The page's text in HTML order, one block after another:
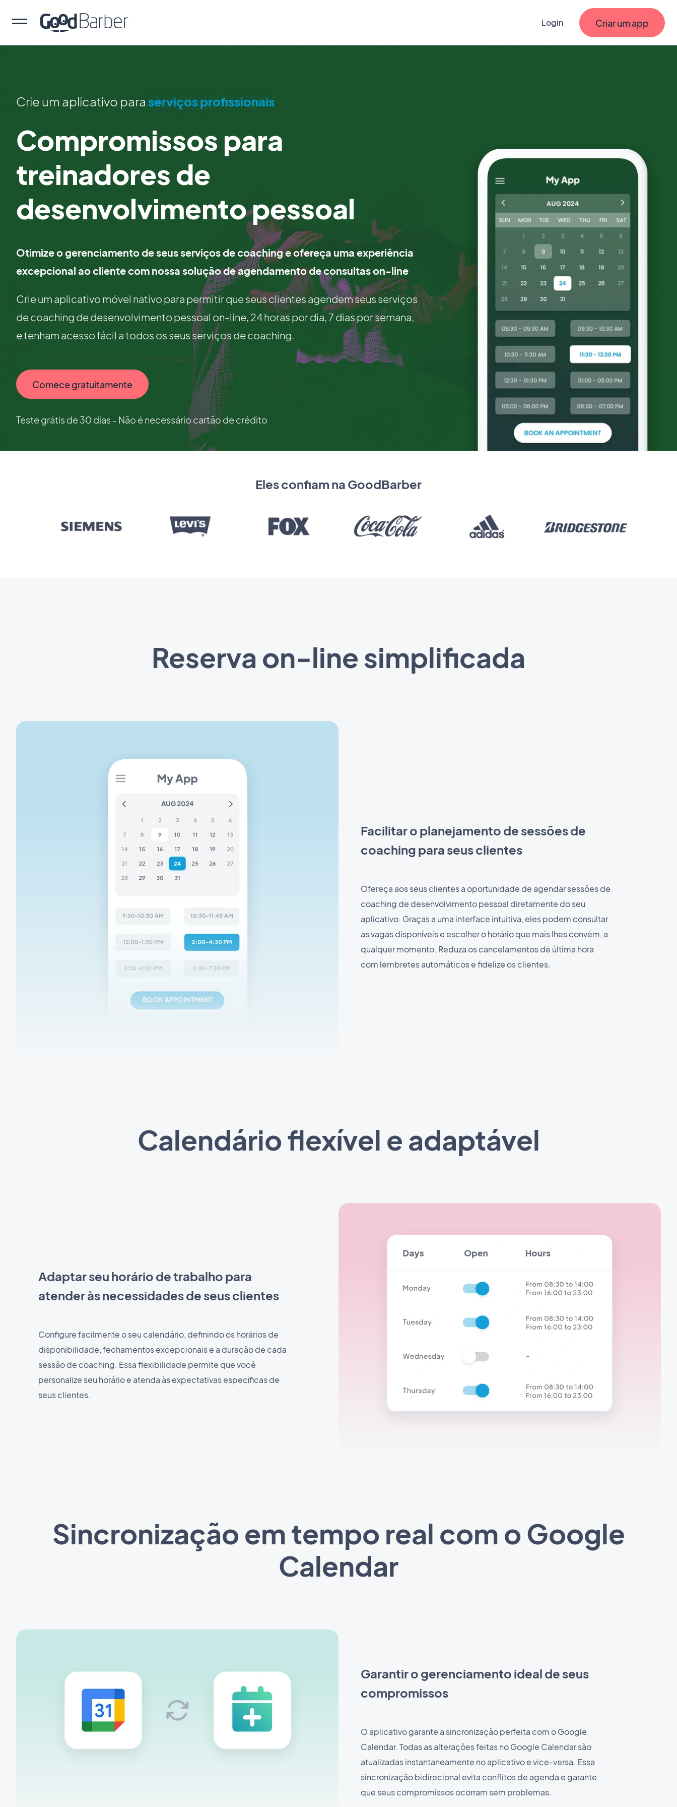
Login Criar um app
Crie um aplicativo para serviços profissionais
Compromissos para
treinadores de
desenvolvimento pessoal
Otimize o gerenciamento de seus serviços de coaching e ofereça uma experiência
excepcional ao cliente com nossa solução de agendamento de consultas on-line
Crie um aplicativo móvel nativo para permitir que seus clientes agendem seus serviços
de coaching de desenvolvimento pessoal on-line, 24 horas por dia, 7 dias por semana,
e tenham acesso fácil a todos os seus serviços de coaching.
Comece gratuitamente
Teste grátis de 30 dias - Não é necessário cartão de crédito
Eles confiam na GoodBarber
Reserva on-line simplificada
Facilitar o planejamento de sessões de
coaching para seus clientes
Ofereça aos seus clientes a oportunidade de agendar sessões de
coaching de desenvolvimento pessoal diretamente do seu
aplicativo. Graças a uma interface intuitiva, eles podem consultar
as vagas disponíveis e escolher o horário que mais lhes convém, a
qualquer momento. Reduza os cancelamentos de última hora
com lembretes automáticos e fidelize os clientes.
Calendário flexível e adaptável
Adaptar seu horário de trabalho para
atender às necessidades de seus clientes
Configure facilmente o seu calendário, definindo os horários de
disponibilidade, fechamentos excepcionais e a duração de cada
sessão de coaching. Essa flexibilidade permite que você
personalize seu horário e atenda às expectativas específicas de
seus clientes.
Sincronização em tempo real com o Google
Calendar
Garantir o gerenciamento ideal de seus
compromissos
O aplicativo garante a sincronização perfeita com o Google
Calendar. Todas as alterações feitas no Google Calendar são
atualizadas instantaneamente no aplicativo e vice-versa. Essa
sincronização bidirecional evita conflitos de agenda e garante
que seus compromissos ocorram sem problemas.